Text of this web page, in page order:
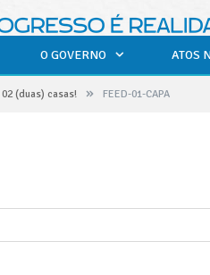
O GOVERNO ATOS
(duas) casas! » FEED-01-CAPA